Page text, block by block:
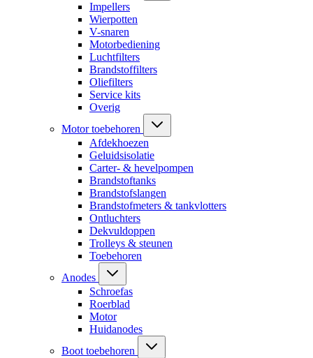
Impellers
Wierpotten
V-snaren
Motorbediening
Luchtfilters
Brandstoffilters
Oliefilters
Service kits
Overig
Motor toebehoren
Afdekhoezen
Geluidsisolatie
Carter- & hevelpompen
Brandstoftanks
Brandstofslangen
Brandstofmeters & tankvlotters
Ontluchters
Dekvuldoppen
Trolleys & steunen
Toebehoren
Anodes
Schroefas
Roerblad
Motor
Huidanodes
Boot toebehoren